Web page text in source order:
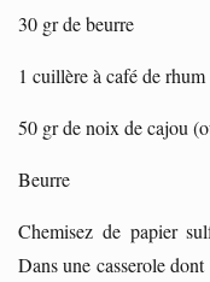
30 gr de beurre
1 cuillère à café de rhum
50 gr de noix de cajou
Beurre
Chemisez de papier
Dans une casserole